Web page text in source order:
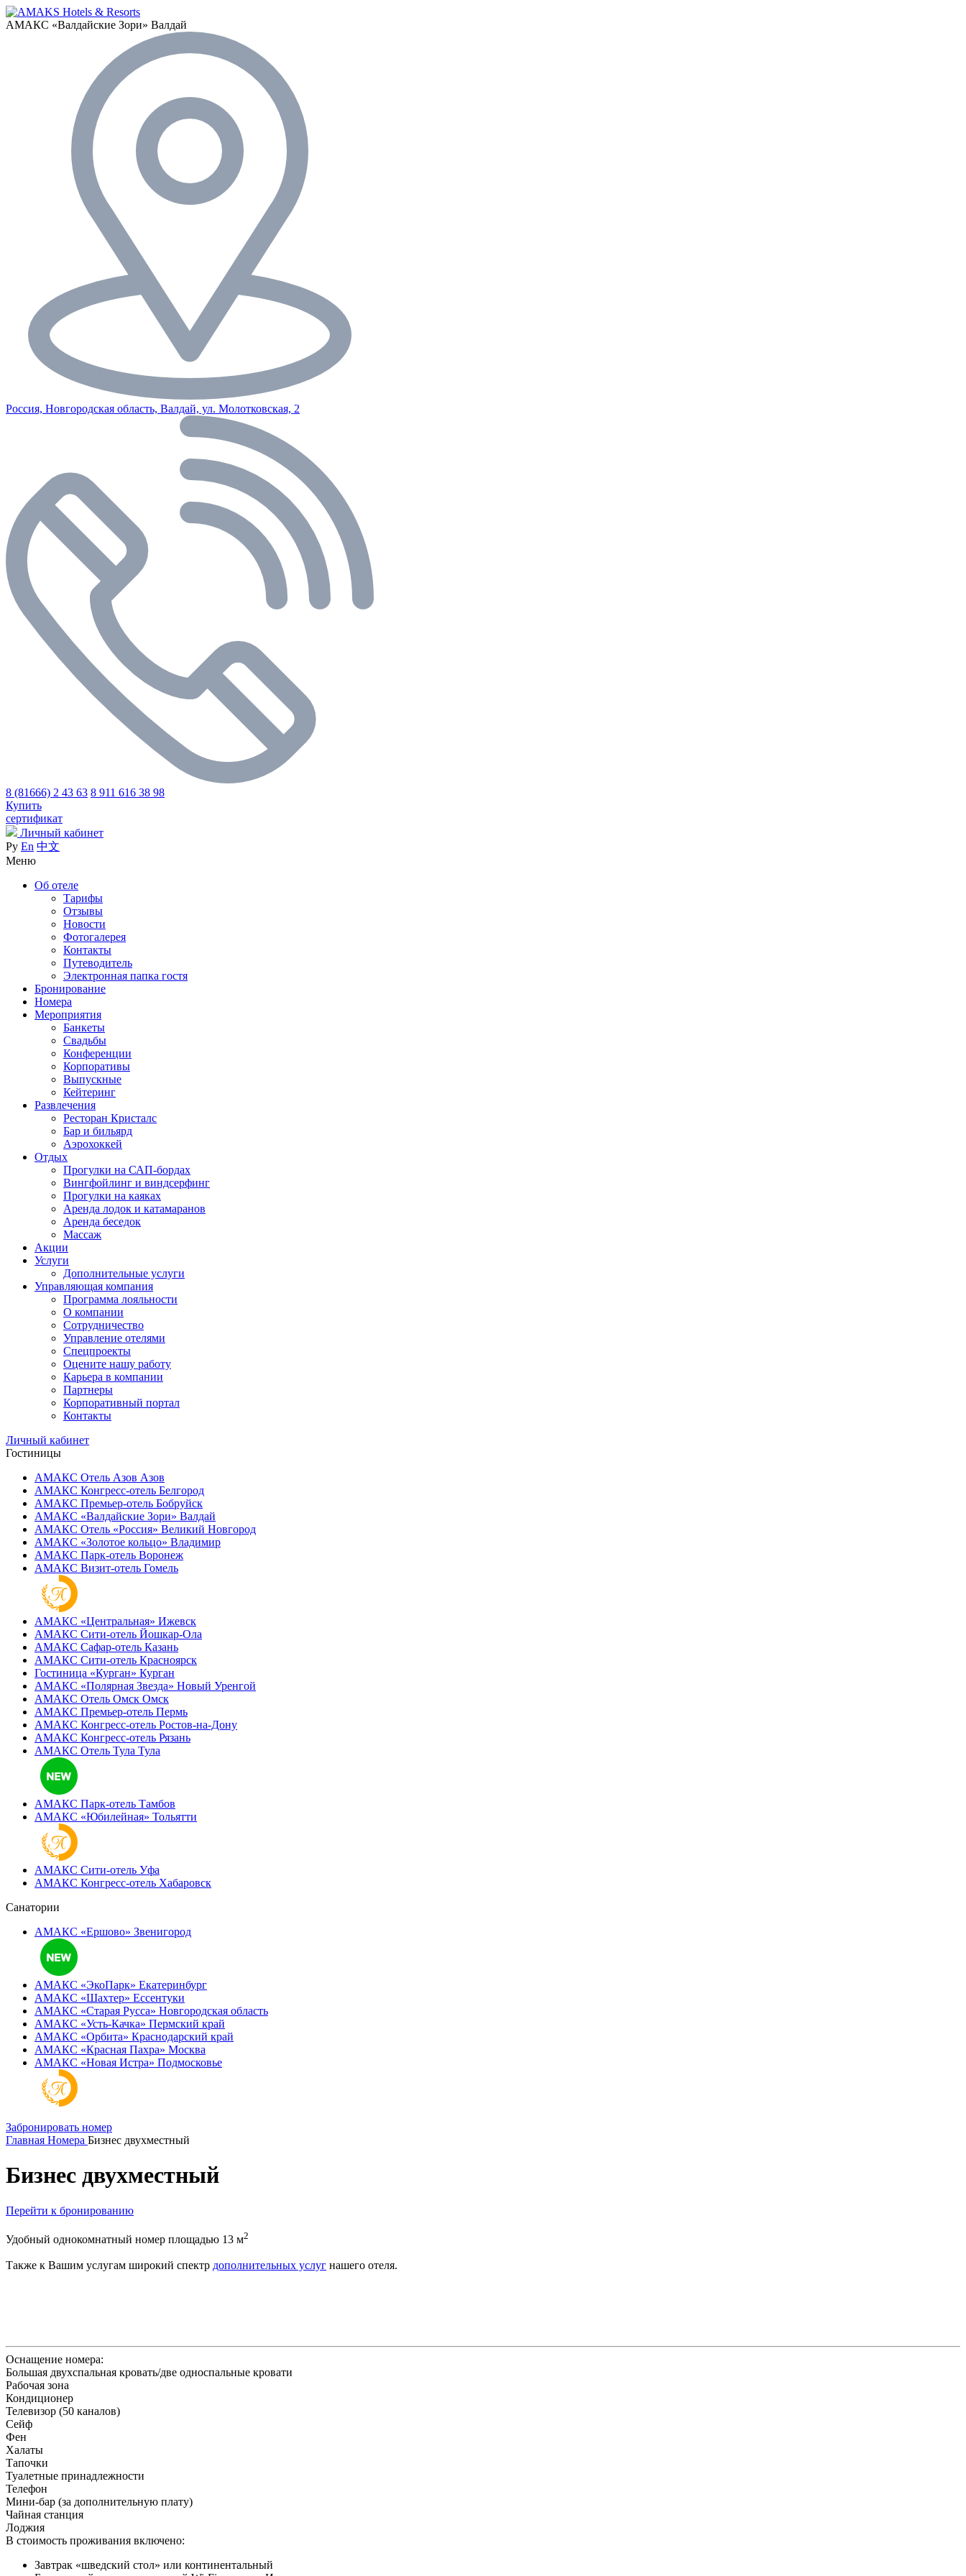
АМАКС «‎Валдайские Зори» Валдай
Россия, Новгородская область, Валдай, ул. Молотковская, 2
8 (81666) 2 43 63 8 911 616 38 98
Купить
сертификат
Личный кабинет
Ру En 中文
Меню
Об отеле
Тарифы
Отзывы
Новости
Фотогалерея
Контакты
Путеводитель
Электронная папка гостя
Бронирование
Номера
Мероприятия
Банкеты
Свадьбы
Конференции
Корпоративы
Выпускные
Кейтеринг
Развлечения
Ресторан Кристалс
Бар и бильярд
Аэрохоккей
Отдых
Прогулки на САП-бордах
Вингфойлинг и виндсерфинг
Прогулки на каяках
Аренда лодок и катамаранов
Аренда беседок
Массаж
Акции
Услуги
Дополнительные услуги
Управляющая компания
Программа лояльности
О компании
Сотрудничество
Управление отелями
Спецпроекты
Оцените нашу работу
Карьера в компании
Партнеры
Корпоративный портал
Контакты
Личный кабинет
Гостиницы
АМАКС Отель ‎Азов Азов
АМАКС Конгресс-отель Белгород
АМАКС Премьер-отель Бобруйск
АМАКС «‎Валдайские Зори» Валдай
АМАКС Отель «‎Россия» Великий Новгород
АМАКС «‎Золотое кольцо» Владимир
АМАКС Парк-отель Воронеж
АМАКС Визит-отель Гомель
АМАКС «‎Центральная» Ижевск
АМАКС Сити-отель Йошкар-Ола
АМАКС Сафар-отель Казань
АМАКС Сити-отель Красноярск
Гостиница «‎Курган» Курган
АМАКС «Полярная Звезда» Новый Уренгой
АМАКС Отель ‎Омск Омск
АМАКС Премьер-отель Пермь
АМАКС Конгресс-отель Ростов-на-Дону
АМАКС Конгресс-отель Рязань
АМАКС Отель Тула Тула
АМАКС Парк-отель Тамбов
АМАКС «‎Юбилейная» Тольятти
АМАКС Сити-отель Уфа
АМАКС Конгресс-отель Хабаровск
Санатории
АМАКС «Ершово» Звенигород
АМАКС «ЭкоПарк» Екатеринбург
АМАКС «‎Шахтер» Ессентуки
АМАКС «‎Старая Русса» Новгородская область
АМАКС «‎Усть-Качка» Пермский край
АМАКС «‎Орбита» Краснодарский край
АМАКС «‎Красная Пахра» Москва
АМАКС «‎Новая Истра» Подмосковье
Забронировать номер
Главная Номера Бизнес двухместный
Бизнес двухместный
Перейти к бронированию
Удобный однокомнатный номер площадью 13 м2
Также к Вашим услугам широкий спектр дополнительных услуг нашего отеля.
Оснащение номера:
Большая двухспальная кровать/две односпальные кровати
Рабочая зона
Кондиционер
Телевизор (50 каналов)
Сейф
Фен
Халаты
Тапочки
Туалетные принадлежности
Телефон
Мини-бар (за дополнительную плату)
Чайная станция
Лоджия
В стоимость проживания включено:
Завтрак «шведский стол» или континентальный